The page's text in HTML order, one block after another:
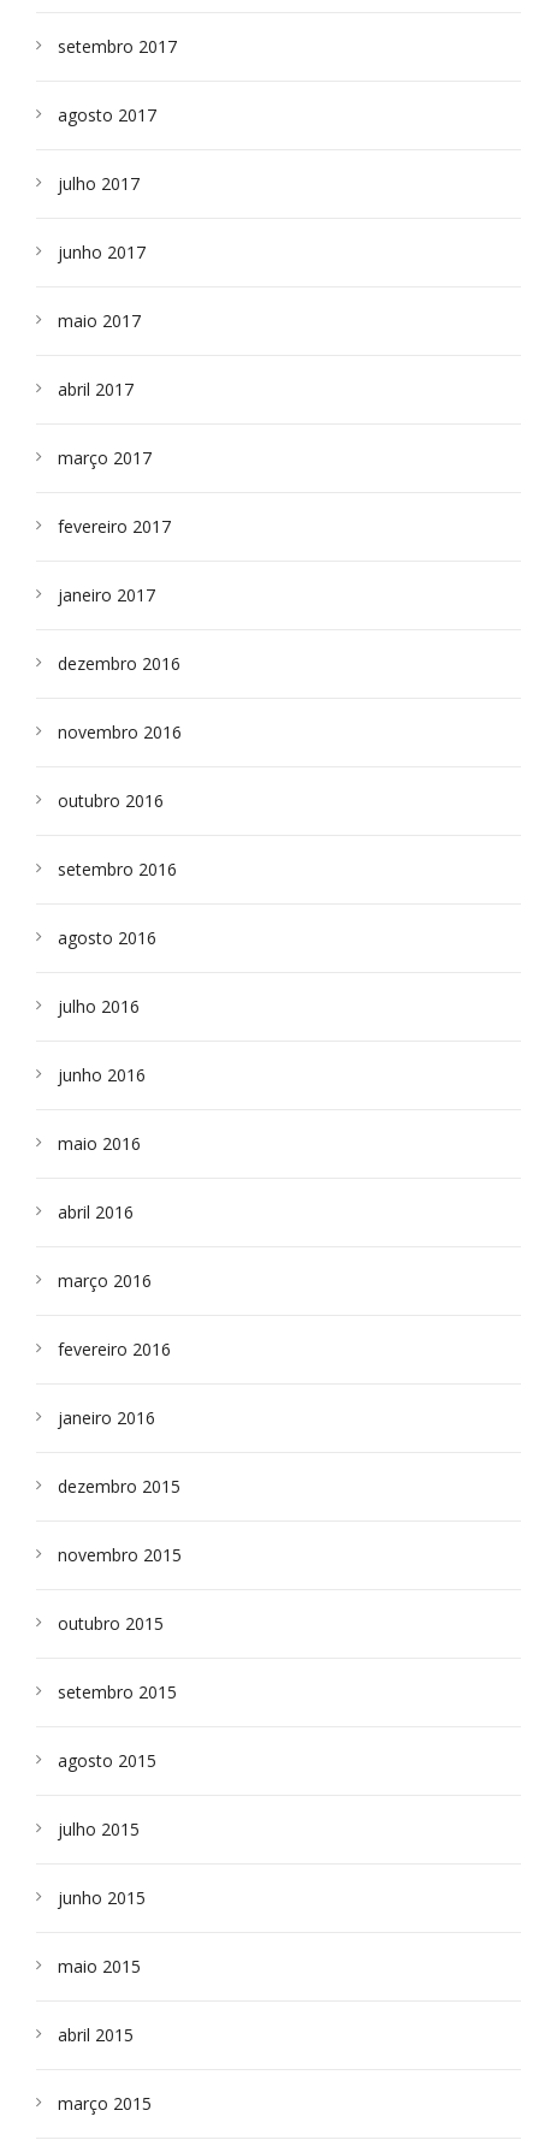
setembro 2017
agosto 2017
julho 2017
junho 2017
maio 2017
abril 2017
março 2017
fevereiro 2017
janeiro 2017
dezembro 2016
novembro 2016
outubro 2016
setembro 2016
agosto 2016
julho 2016
junho 2016
maio 2016
abril 2016
março 2016
fevereiro 2016
janeiro 2016
dezembro 2015
novembro 2015
outubro 2015
setembro 2015
agosto 2015
julho 2015
junho 2015
maio 2015
abril 2015
março 2015